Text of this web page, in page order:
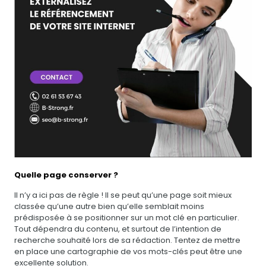
Quelle page conserver ?
Il n’y a ici pas de règle ! Il se peut qu’une page soit mieux
classée qu’une autre bien qu’elle semblait moins
prédisposée à se positionner sur un mot clé en particulier.
Tout dépendra du contenu, et surtout de l’intention de
recherche souhaité lors de sa rédaction. Tentez de mettre
en place une cartographie de vos mots-clés peut être une
excellente solution.